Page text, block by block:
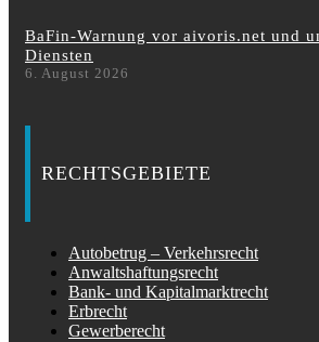
BaFin-Warnung vor aivoris.net und
Diensten
6. August 2026
RECHTSGEBIETE
Autobetrug – Verkehrsrecht
Anwaltshaftungsrecht
Bank- und Kapitalmarktrecht
Erbrecht
Gewerberecht